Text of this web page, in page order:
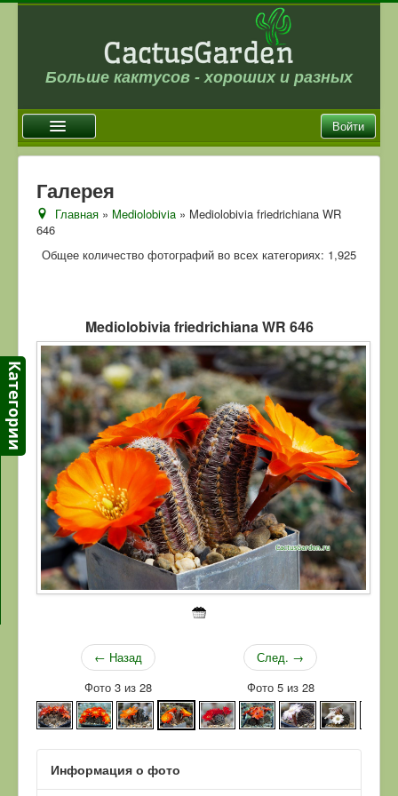
Больше кактусов - хороших и разных
Войти
Новости
Галерея
Магазин
Ссылки
Контакты
Галерея
Главная » Mediolobivia » Mediolobivia friedrichiana WR
646
Общее количество фотографий во всех категориях: 1,925
Mediolobivia friedrichiana WR 646
← Назад
Фото 3 из 28
След. →
Фото 5 из 28
Информация о фото